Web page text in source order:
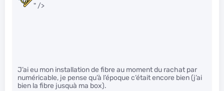
" />
J’ai eu mon installation de fibre au moment du rachat par
numéricable, je pense qu’à l’époque c’était encore bien (j’ai
bien la fibre jusquà ma box).